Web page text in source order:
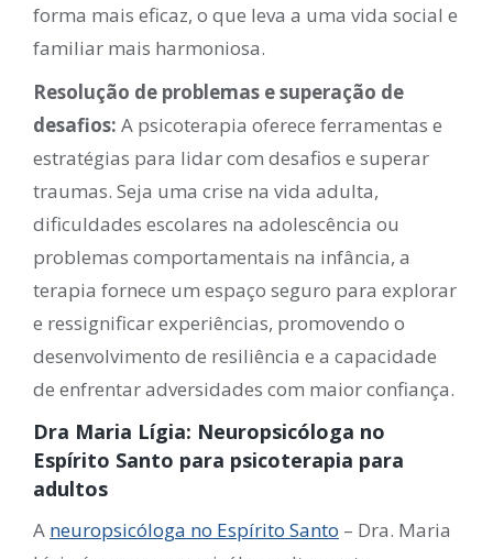
forma mais eficaz, o que leva a uma vida social e
familiar mais harmoniosa.
Resolução de problemas e superação de
desafios: A psicoterapia oferece ferramentas e
estratégias para lidar com desafios e superar
traumas. Seja uma crise na vida adulta,
dificuldades escolares na adolescência ou
problemas comportamentais na infância, a
terapia fornece um espaço seguro para explorar
e ressignificar experiências, promovendo o
desenvolvimento de resiliência e a capacidade
de enfrentar adversidades com maior confiança.
Dra Maria Lígia: Neuropsicóloga no
Espírito Santo para psicoterapia para
adultos
A neuropsicóloga no Espírito Santo – Dra. Maria